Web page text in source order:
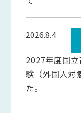
2026.8.4
2027年度国
験（外国人対
た。